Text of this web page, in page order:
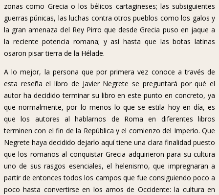
zonas como Grecia o los bélicos cartagineses; las subsiguientes
guerras púnicas, las luchas contra otros pueblos como los galos y
la gran amenaza del Rey Pirro que desde Grecia puso en jaque a
la reciente potencia romana; y así hasta que las botas latinas
osaron pisar tierra de la Hélade.
A lo mejor, la persona que por primera vez conoce a través de
esta reseña el libro de Javier Negrete se preguntará por qué el
autor ha decidido terminar su libro en este punto en concreto, ya
que normalmente, por lo menos lo que se estila hoy en día, es
que los autores al hablarnos de Roma en diferentes libros
terminen con el fin de la República y el comienzo del Imperio. Que
Negrete haya decidido dejarlo aquí tiene una clara finalidad puesto
que los romanos al conquistar Grecia adquirieron para su cultura
uno de sus rasgos esenciales, el helenismo, que impregnaran a
partir de entonces todos los campos que fue consiguiendo poco a
poco hasta convertirse en los amos de Occidente: la cultura en